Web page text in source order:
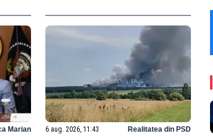
Marian 6 aug. 2026, 11:43 Realitatea din PSD